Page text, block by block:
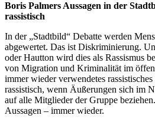
Boris Palmers Aussagen in der
rassistisch
In der „Stadtbild“ Debatte werden
abgewertet. Das ist Diskriminierung.
oder Hautton wird dies als Rassismus
von Migration und Kriminalität im
immer wieder verwendetes
rassistisch, wenn Äußerungen sich im
auf alle Mitglieder der Gruppe
Aussagen – immer wieder.